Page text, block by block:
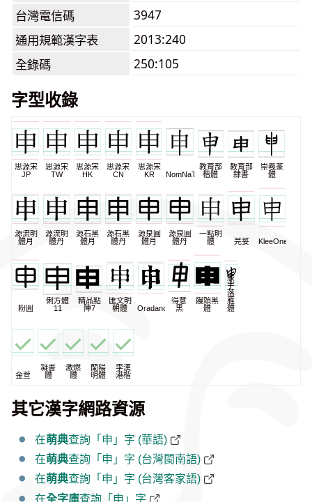
台灣電信碼
3947
通用規範漢字表
2013:240
全錄碼
250:105
字型收錄
思源宋
JP
思源宋
TW
思源宋
HK
思源宋
CN
思源宋
KR
NomNaTong
教育部
楷體
教育部
隸書
崇羲篆
體
源流明
體月
源流明
體丹
源石黑
體月
源石黑
體丹
源泉圓
體月
源泉圓
體丹
一點明
體
芫荽 KleeOne
粉圓
俐方體
11
精品點
陣7
匯文明
朝體
Oradano
得意
黑
饅頭黑
體
辰
宇
落
雁
體
金萱
凝書
體
激燃
體
蘭陽
明體
李漢
港楷
其它漢字網路資源
在萌典查詢「申」字 (華語)
在萌典查詢「申」字 (台灣閩南語)
在萌典查詢「申」字 (台灣客家語)
在全字庫查詢「申」字